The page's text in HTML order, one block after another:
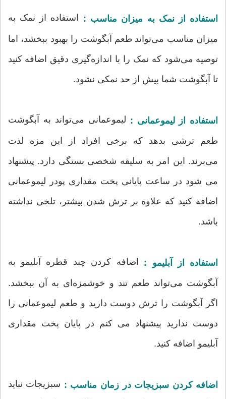
استفاده از نمک به میزان مناسب : استفاده از نمک به
میزان مناسب می‌تواند طعم آبگوشت را بهبود ببخشد، اما
توصیه می‌شود که نمک را با اندازه‌گیری دقیق اضافه کنید
تا آبگوشت شما بیش از حد نمکی نشود.
استفاده از لیموعمانی : لیموعمانی می‌تواند به آبگوشت
طعم ترشی بدهد که برخی افراد از این مزه لذت
می‌برند. این امر به سلیقه شخصی بستگی دارد. پیشنهاد
می شود در ساعت پایانی پخت مقداری پودر لیموعمانی
اضافه کنید که علاوه بر ترش شدن بیشتر، تلخی نداشته
باشد.
استفاده از آبلیمو : اضافه کردن چند قطره آبلیمو به
آبگوشت می‌تواند طعم تند و خوشمزه‌ای به آن ببخشد.
اگر آبگوشت را ترش دوست دارید و طعم لیموعمانی را
دوست ندارید پیشنهاد می کنم در پایان پخت مقداری
آبلیمو اضافه کنید.
اضافه کردن سبزیجات در زمان مناسب : سبزیجات نباید